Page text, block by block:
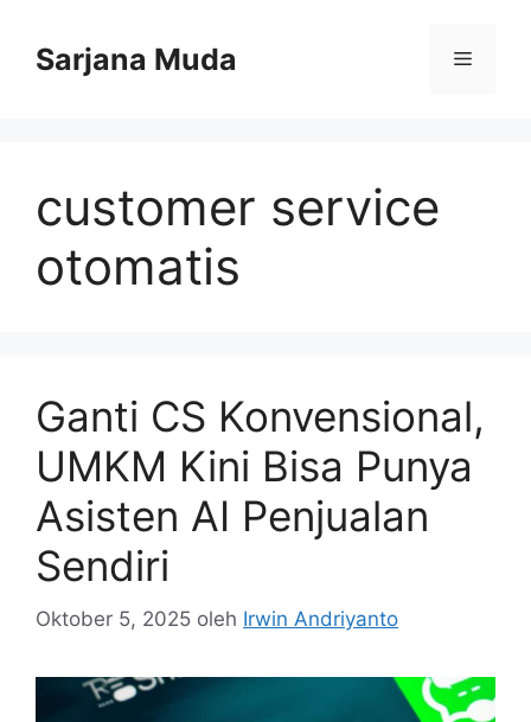
Sarjana Muda Menu
customer service
otomatis
Ganti CS Konvensional,
UMKM Kini Bisa Punya
Asisten AI Penjualan
Sendiri
Oktober 5, 2025 oleh Irwin Andriyanto